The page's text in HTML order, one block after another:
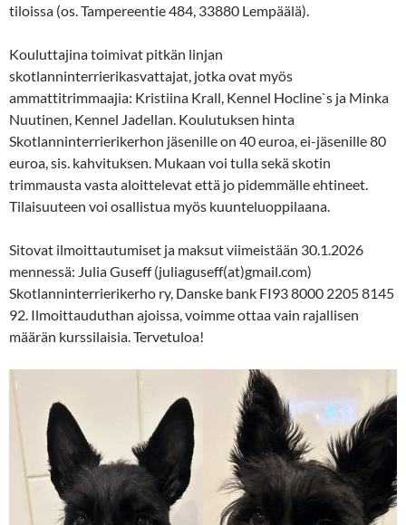
tiloissa (os. Tampereentie 484, 33880 Lempäälä).
Kouluttajina toimivat pitkän linjan
skotlanninterrierikasvattajat, jotka ovat myös
ammattitrimmaajia: Kristiina Krall, Kennel Hocline`s ja Minka
Nuutinen, Kennel Jadellan. Koulutuksen hinta
Skotlanninterrierikerhon jäsenille on 40 euroa, ei-jäsenille 80
euroa, sis. kahvituksen. Mukaan voi tulla sekä skotin
trimmausta vasta aloittelevat että jo pidemmälle ehtineet.
Tilaisuuteen voi osallistua myös kuunteluoppilaana.
Sitovat ilmoittautumiset ja maksut viimeistään 30.1.2026
mennessä: Julia Guseff (juliaguseff(at)gmail.com)
Skotlanninterrierikerho ry, Danske bank FI93 8000 2205 8145
92. Ilmoittauduthan ajoissa, voimme ottaa vain rajallisen
määrän kurssilaisia. Tervetuloa!